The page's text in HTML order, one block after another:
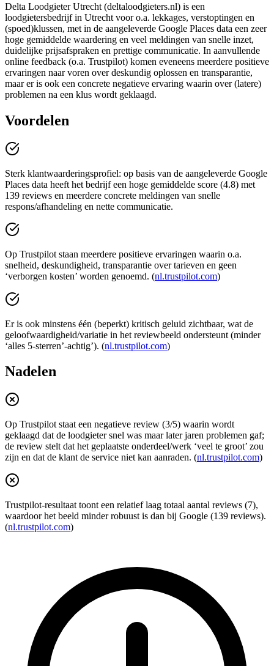
Delta Loodgieter Utrecht (deltaloodgieters.nl) is een
loodgietersbedrijf in Utrecht voor o.a. lekkages, verstoptingen en
(spoed)klussen, met in de aangeleverde Google Places data een zeer
hoge gemiddelde waardering en veel meldingen van snelle inzet,
duidelijke prijsafspraken en prettige communicatie. In aanvullende
online feedback (o.a. Trustpilot) komen eveneens meerdere positieve
ervaringen naar voren over deskundig oplossen en transparantie,
maar er is ook een concrete negatieve ervaring waarin over (latere)
problemen na een klus wordt geklaagd.
Voordelen
Sterk klantwaarderingsprofiel: op basis van de aangeleverde Google
Places data heeft het bedrijf een hoge gemiddelde score (4.8) met
139 reviews en meerdere concrete meldingen van snelle
respons/afhandeling en nette communicatie.
Op Trustpilot staan meerdere positieve ervaringen waarin o.a.
snelheid, deskundigheid, transparantie over tarieven en geen
‘verborgen kosten’ worden genoemd. (nl.trustpilot.com)
Er is ook minstens één (beperkt) kritisch geluid zichtbaar, wat de
geloofwaardigheid/variatie in het reviewbeeld ondersteunt (minder
‘alles 5-sterren’-achtig’). (nl.trustpilot.com)
Nadelen
Op Trustpilot staat een negatieve review (3/5) waarin wordt
geklaagd dat de loodgieter snel was maar later jaren problemen gaf;
de review stelt dat het geplaatste onderdeel/werk ‘veel te groot’ zou
zijn en dat de klant de service niet kan aanraden. (nl.trustpilot.com)
Trustpilot-resultaat toont een relatief laag totaal aantal reviews (7),
waardoor het beeld minder robuust is dan bij Google (139 reviews).
(nl.trustpilot.com)